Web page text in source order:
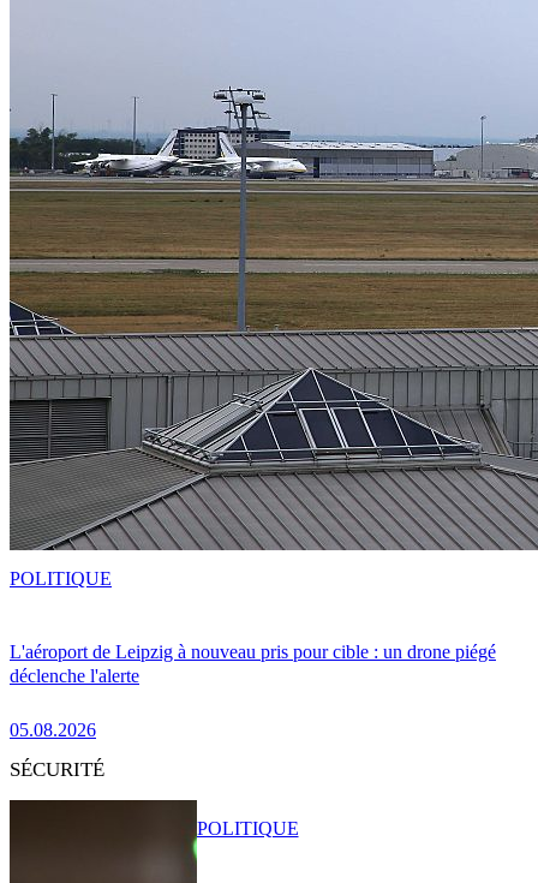
L'aéroport de Leipzig à nouveau pris pour cible : un drone piégé
déclenche l'alerte
05.08.2026
POLITIQUE
SÉCURITÉ
POLITIQUE